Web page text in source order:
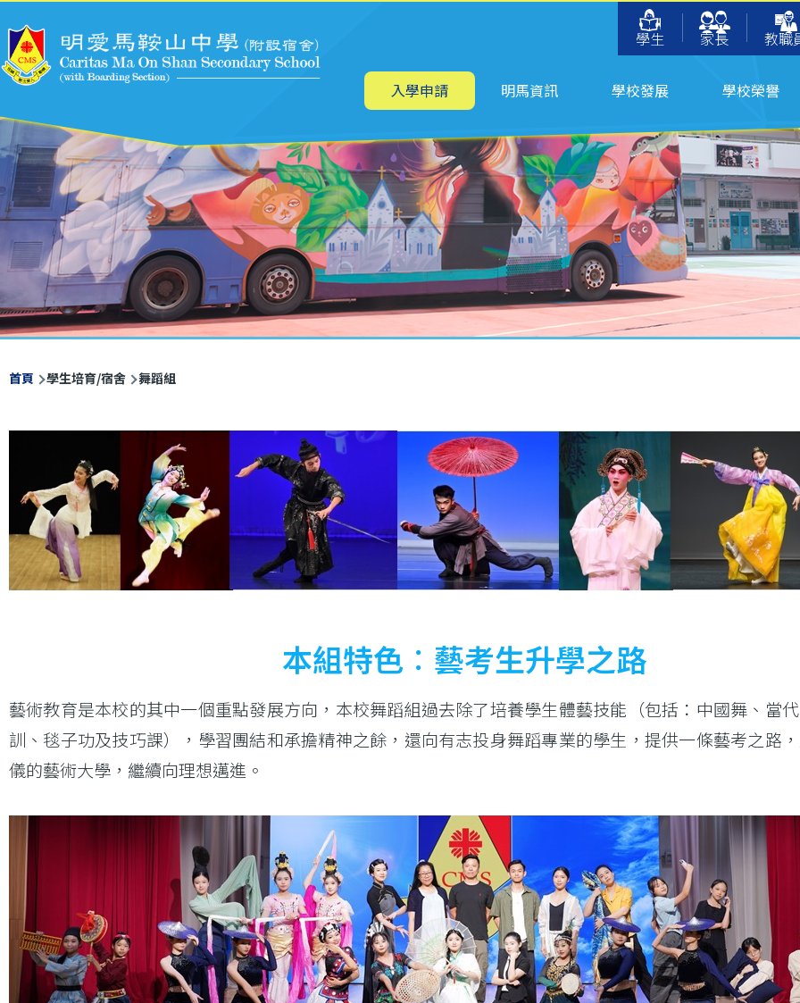
學生
家長 教職
主
航 入學申請 明馬資訊 學校發展 學校榮譽
導
連
首頁 學生培育/宿舍 舞蹈組
本組特色︰藝考生升學之路
藝術教育是本校的其中一個重點發展方向，本校舞蹈組過去除了培養學生體藝技能（包括：中國舞、當
訓、毯子功及技巧課），學習團結和承擔精神之餘，還向有志投身舞蹈專業的學生，提供一條藝考之路
儀的藝術大學，繼續向理想邁進。